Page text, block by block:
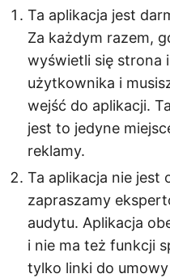
Ta aplikacja jest
Za każdym razem,
wyświetli się strona
użytkownika i
wejść do aplikacji.
jest to jedyne
reklamy.
Ta aplikacja nie jest
zapraszamy
audytu. Aplikacja
i nie ma też funkcji
tylko linki do